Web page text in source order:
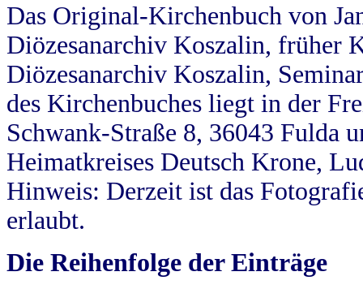
Das Original-Kirchenbuch von
Diözesanarchiv Koszalin, früher
Diözesanarchiv Koszalin,
des Kirchenbuches liegt in der
Schwank-Straße 8, 36043 Fulda
Heimatkreises Deutsch Krone,
Hinweis: Derzeit ist das
erlaubt.
Die Reihenfolge der Einträge